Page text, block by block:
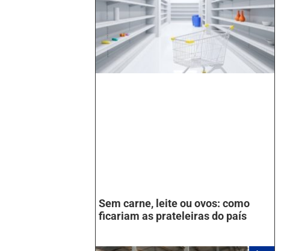
Sem carne, leite ou ovos: como
ficariam as prateleiras do país